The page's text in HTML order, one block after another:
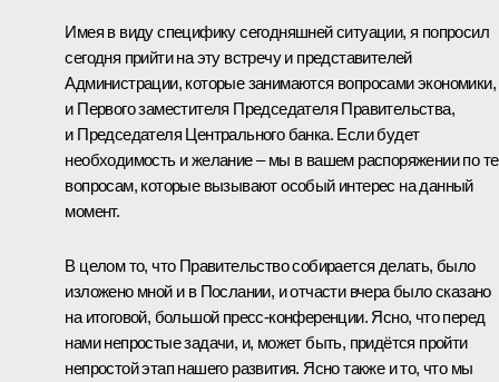
Имея в виду специфику сегодняшней ситуации, я попросил
сегодня прийти на эту встречу и представителей
Администрации, которые занимаются вопросами экономики,
и Первого заместителя Председателя Правительства,
и Председателя Центрального банка. Если будет
необходимость и желание – мы в вашем распоряжении по
вопросам, которые вызывают особый интерес на данный
момент.
В целом то, что Правительство собирается делать, было
изложено мной и в Послании, и отчасти вчера было сказано
на итоговой, большой пресс-конференции. Ясно, что перед
нами непростые задачи, и, может быть, придётся пройти
непростой этап нашего развития. Ясно также и то, что мы